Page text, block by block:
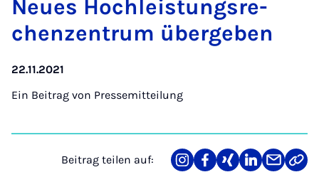
Neu­es Hoch­leis­tungs­re­
chen­zen­trum über­ge­ben
22.11.2021
Ein Beitrag von Pressemitteilung
Beitrag teilen auf:
TeilenTeilenTeilenTeilenTeilenLink